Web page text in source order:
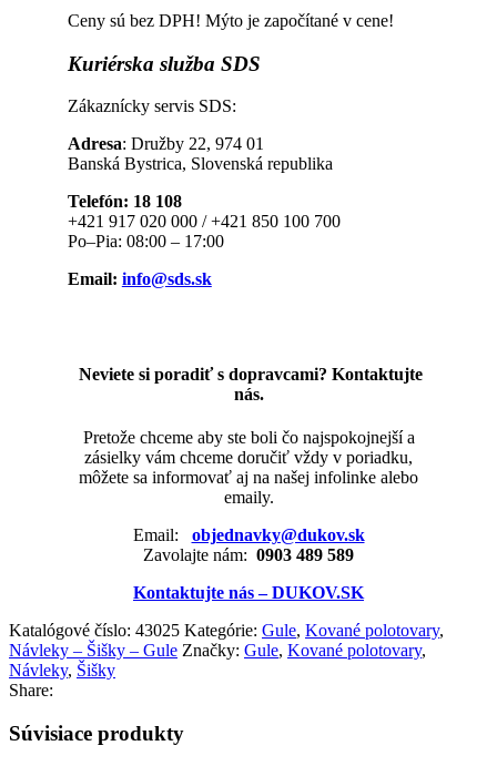
Ceny sú bez DPH! Mýto je započítané v cene!
Kuriérska služba SDS
Zákaznícky servis SDS:
Adresa: Družby 22, 974 01
Banská Bystrica, Slovenská republika
Telefón: 18 108
+421 917 020 000 / +421 850 100 700
Po–Pia: 08:00 – 17:00
Email: info@sds.sk
Neviete si poradiť s dopravcami? Kontaktujte
nás.
Pretože chceme aby ste boli čo najspokojnejší a
zásielky vám chceme doručiť vždy v poriadku,
môžete sa informovať aj na našej infolinke alebo
emaily.
Email: objednavky@dukov.sk
Zavolajte nám: 0903 489 589
Kontaktujte nás – DUKOV.SK
Katalógové číslo: 43025 Kategórie: Gule, Kované polotovary,
Návleky – Šišky – Gule Značky: Gule, Kované polotovary,
Návleky, Šišky
Share:
Súvisiace produkty